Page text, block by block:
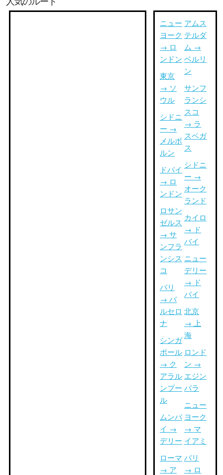
ニュー
ヨーク
→ ロ
ンドン
東京
→ ソ
ウル
シドニ
ー →
メルボ
ルン
ドバイ
→ ロ
ンドン
ロサン
ゼルス
→ サ
ンフラ
ンシス
コ
パリ
→ バ
ルセロ
ナ
シンガ
ポール
→ ク
アラル
ンプー
ル
ムンバ
イ →
デリー
ローマ
→ ア
アムス
テルダ
ム →
ベルリ
ン
サンフ
ランシ
スコ
→ ラ
スベガ
ス
シドニ
ー →
オーク
ランド
カイロ
→ ド
バイ
ニュー
デリー
→ ド
バイ
北京
→ 上
海
ロンド
ン →
エジン
バラ
ニュー
ヨーク
→ マ
イアミ
パリ
→ ロ